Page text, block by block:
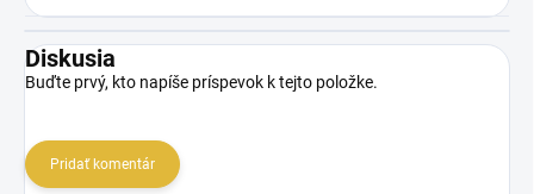
Diskusia
Buďte prvý, kto napíše príspevok k tejto položke.
Pridať komentár